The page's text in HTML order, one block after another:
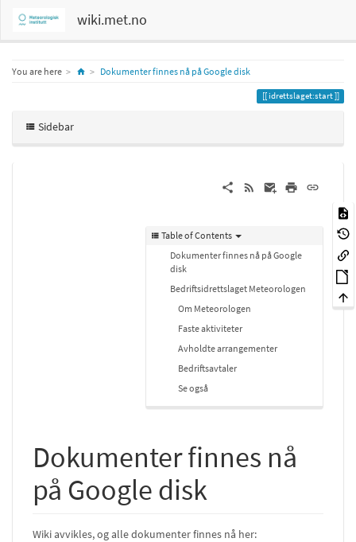
wiki.met.no
You are here HomeDokumenter finnes nå på Google disk
idrettslaget:start
Sidebar
Table of Contents
Dokumenter finnes nå på Google
disk
Bedriftsidrettslaget Meteorologen
Om Meteorologen
Faste aktiviteter
Avholdte arrangementer
Bedriftsavtaler
Se også
Dokumenter finnes nå
på Google disk
Wiki avvikles, og alle dokumenter finnes nå her: